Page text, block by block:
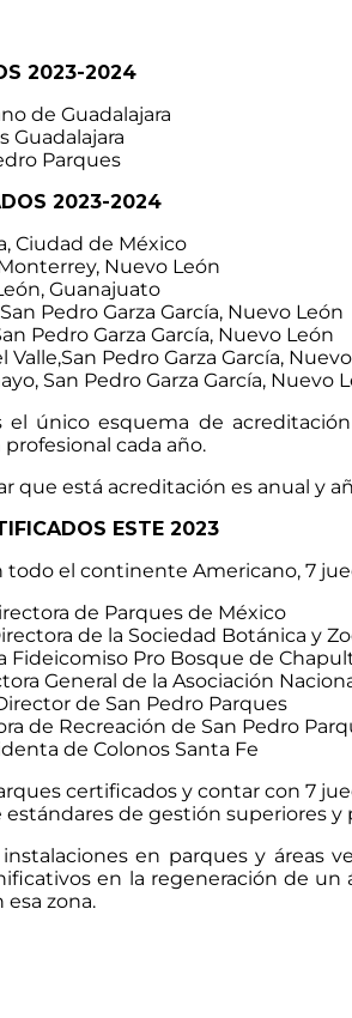
2023-2024
de Guadalajara
Guadalajara
Parques
2023-2024
Ciudad de México
Nuevo León
Guanajuato
Pedro Garza García, Nuevo León
Pedro Garza García, Nuevo León
Pedro Garza García,
San Pedro Garza García, Nuevo
el único esquema de
cada año.
que está acreditación es anual y
ESTE 2023
todo el continente Americano, 7
de Parques de México
de la Sociedad Botánica y
Fideicomiso Pro Bosque de
General de la Asociación
de San Pedro Parques
de Recreación de San Pedro
de Colonos Santa Fe
certificados y contar con 7
de gestión superiores
en parques y áreas
en la regeneración de
zona.